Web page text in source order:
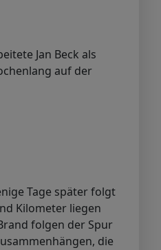
Jan Beck als
auf der
Tage später folgt
Kilometer liegen
folgen der Spur
die